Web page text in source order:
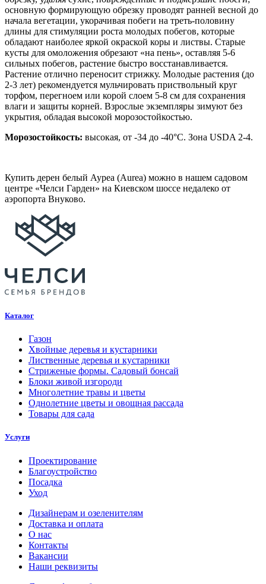
основную формирующую обрезку проводят ранней весной до
начала вегетации, укорачивая побеги на треть-половину
длины для стимуляции роста молодых побегов, которые
обладают наиболее яркой окраской коры и листвы. Старые
кусты для омоложения обрезают «на пень», оставляя 5-6
сильных побегов, растение быстро восстанавливается.
Растение отлично переносит стрижку. Молодые растения (до
2-3 лет) рекомендуется мульчировать приствольный круг
торфом, перегноем или корой слоем 5-8 см для сохранения
влаги и защиты корней. Взрослые экземпляры зимуют без
укрытия, обладая высокой морозостойкостью.
Морозостойкость: высокая, от -34 до -40°C. Зона USDA 2-4.
Купить дерен белый Ауреа (Aurea) можно в нашем садовом
центре «Челси Гарден» на Киевском шоссе недалеко от
аэропорта Внуково.
Каталог
Газон
Хвойные деревья и кустарники
Лиственные деревья и кустарники
Стриженые формы. Садовый бонсай
Блоки живой изгороди
Многолетние травы и цветы
Однолетние цветы и овощная рассада
Товары для сада
Услуги
Проектирование
Благоустройство
Посадка
Уход
Дизайнерам и озеленителям
Доставка и оплата
О нас
Контакты
Вакансии
Наши реквизиты